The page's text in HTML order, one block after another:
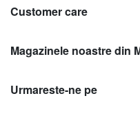
Customer care
Magazinele noastre din
Urmareste-ne pe